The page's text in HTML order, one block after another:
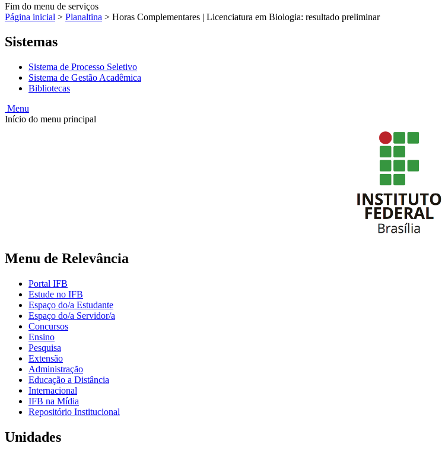
Fim do menu de serviços
Página inicial > Planaltina > Horas Complementares | Licenciatura em Biologia: resultado preliminar
Sistemas
Sistema de Processo Seletivo
Sistema de Gestão Acadêmica
Bibliotecas
Menu
Início do menu principal
Menu de Relevância
Portal IFB
Estude no IFB
Espaço do/a Estudante
Espaço do/a Servidor/a
Concursos
Ensino
Pesquisa
Extensão
Administração
Educação a Distância
Internacional
IFB na Mídia
Repositório Institucional
Unidades